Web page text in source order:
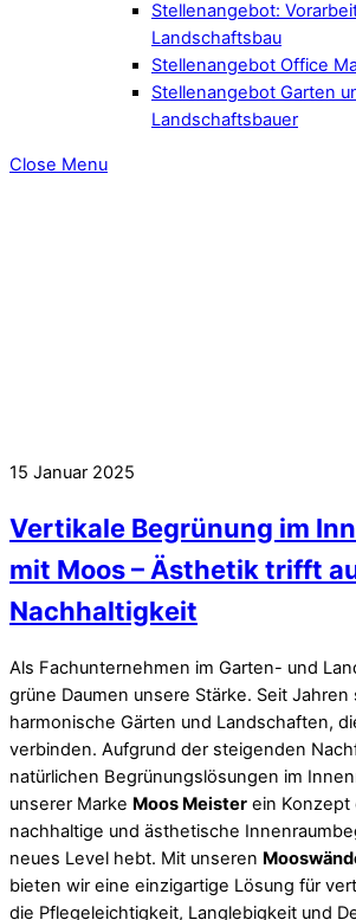
Stellenangebot:
Landschaftsbau
Stellenangebot Office
Stellenangebot Garten
Landschaftsbauer
Close Menu
15 Januar 2025
Vertikale Begrünung im
mit Moos – Ästhetik trifft
Nachhaltigkeit
Als Fachunternehmen im Garten- und
grüne Daumen unsere Stärke. Seit
harmonische Gärten und Landschaften,
verbinden. Aufgrund der steigenden
natürlichen Begrünungslösungen im
unserer Marke Moos Meister ein Konzept
nachhaltige und ästhetische
neues Level hebt. Mit unseren
bieten wir eine einzigartige Lösung für
die Pflegeleichtigkeit, Langlebigkeit und